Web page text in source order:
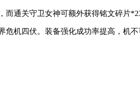
通关守卫女神可额外获得铭文碎片*23
机四伏。装备强化成功率提高，机